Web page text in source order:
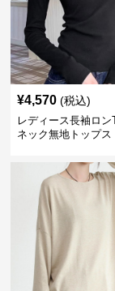
¥4,570 (税込)
レディース長袖ロン
ネック無地トップス